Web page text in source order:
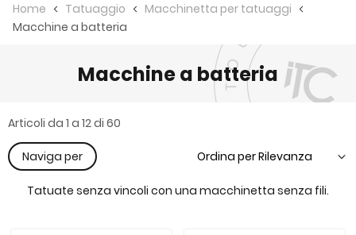
Home Tatuaggio
Macchinetta per tatuaggi
Macchine a batteria
Macchine a batteria
Tatuate senza vincoli con una macchinetta senza fili.
Articoli da 1 a 12di 60
Naviga per